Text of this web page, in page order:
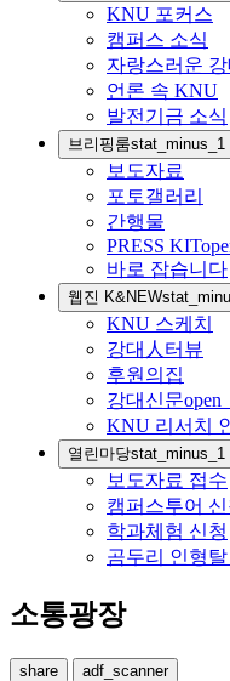
KNU 포커스
캠퍼스 소식
자랑스러운
언론 속 KNU
발전기금 소식
브리핑룸stat_minus_1
보도자료
포토갤러리
간행물
PRESS KIT
바로 잡습니다
웹진 K&NEW
KNU 스케치
강대人터뷰
후원의집
강대신문
KNU 리서치
열린마당stat_minus_1
보도자료 접수
캠퍼스투어 신
학과체험 신청
곰두리 인형탈
소통광장
share adf_scanner